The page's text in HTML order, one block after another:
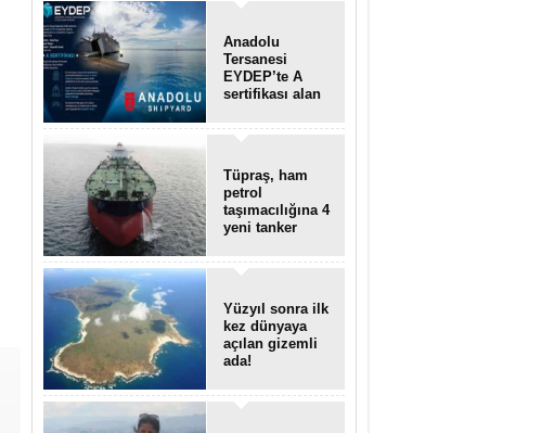
Anadolu
Tersanesi
EYDEP’te A
sertifikası alan
Tüpraş, ham
petrol
taşımacılığına 4
yeni tanker
Yüzyıl sonra ilk
kez dünyaya
açılan gizemli
ada!